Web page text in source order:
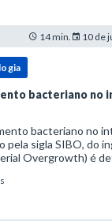
14 min. 10 de
bacteriano no
bacteriano no
pela sigla SIBO, do
Overgrowth) é
do trato